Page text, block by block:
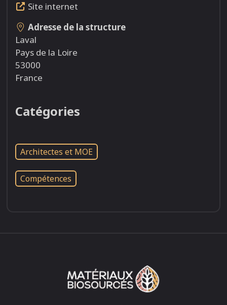
Site internet
Adresse de la structure
Laval
Pays de la Loire
53000
France
Catégories
Architectes et MOE
Compétences